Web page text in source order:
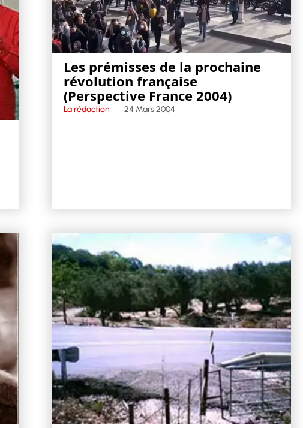
Les prémisses de la prochaine
révolution française
(Perspective France 2004)
La rédaction 24 Mars 2004